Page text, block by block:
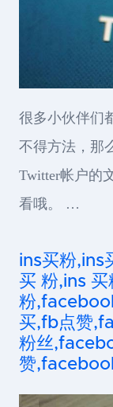
很多小伙伴们
不得方法，那
Twitter帐户的
看哦。 …
ins买粉,ins
买 粉,ins
粉
买,fb点赞
粉丝
赞